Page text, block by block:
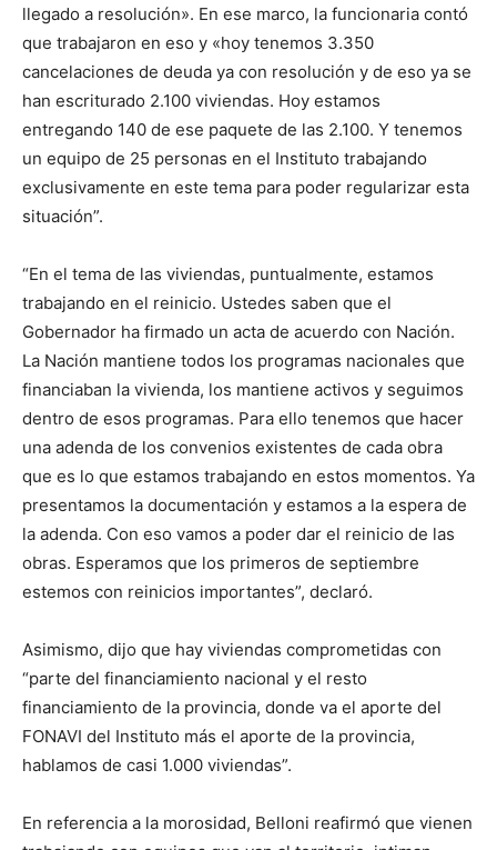
llegado a resolución». En ese marco, la funcionaria contó
que trabajaron en eso y «hoy tenemos 3.350
cancelaciones de deuda ya con resolución y de eso ya se
han escriturado 2.100 viviendas. Hoy estamos
entregando 140 de ese paquete de las 2.100. Y tenemos
un equipo de 25 personas en el Instituto trabajando
exclusivamente en este tema para poder regularizar esta
situación”.
“En el tema de las viviendas, puntualmente, estamos
trabajando en el reinicio. Ustedes saben que el
Gobernador ha firmado un acta de acuerdo con Nación.
La Nación mantiene todos los programas nacionales que
financiaban la vivienda, los mantiene activos y seguimos
dentro de esos programas. Para ello tenemos que hacer
una adenda de los convenios existentes de cada obra
que es lo que estamos trabajando en estos momentos. Ya
presentamos la documentación y estamos a la espera de
la adenda. Con eso vamos a poder dar el reinicio de las
obras. Esperamos que los primeros de septiembre
estemos con reinicios importantes”, declaró.
Asimismo, dijo que hay viviendas comprometidas con
“parte del financiamiento nacional y el resto
financiamiento de la provincia, donde va el aporte del
FONAVI del Instituto más el aporte de la provincia,
hablamos de casi 1.000 viviendas”.
En referencia a la morosidad, Belloni reafirmó que vienen